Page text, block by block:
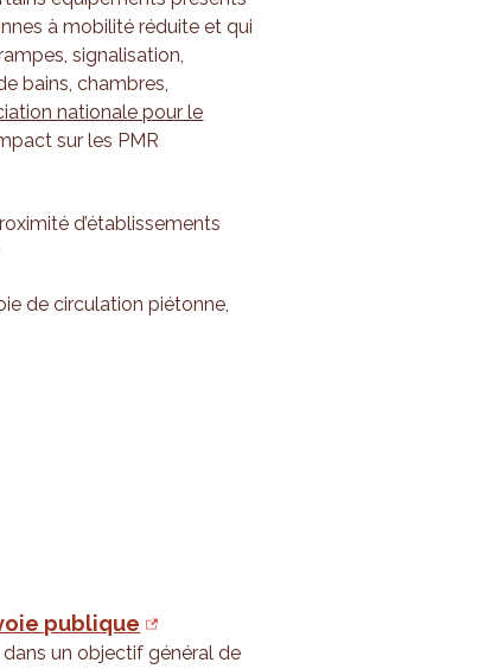
à mobilité réduite et qui
signalisation,
bains, chambres,
nationale pour le
sur les PMR
d’établissements
de circulation piétonne,
publique
un objectif général de